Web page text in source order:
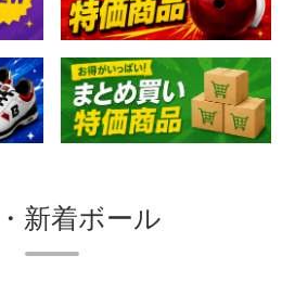
新着ボール